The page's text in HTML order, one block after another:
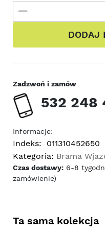
DODAJ
Zadzwoń i zamów
532 248
Informacje:
Indeks:
011310452650
Kategoria: Brama
Czas dostawy: 6-8
zamówienie)
Ta sama kolekcja